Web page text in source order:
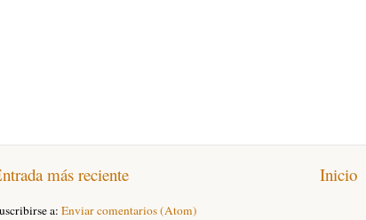
más reciente Inicio
a: Enviar comentarios (Atom)